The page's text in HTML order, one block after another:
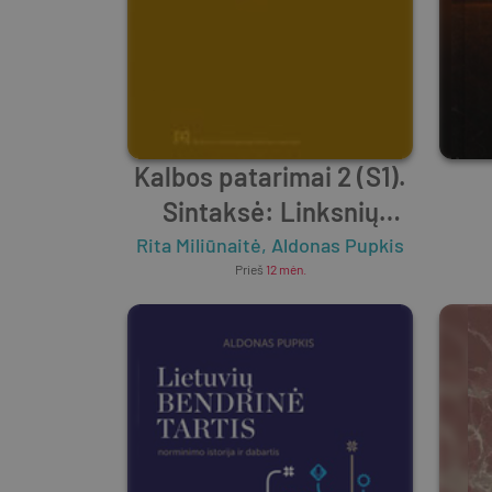
Kalbos patarimai 2 (S1).
Sintaksė: Linksnių
vartojimas
Rita Miliūnaitė, Aldonas Pupkis
Prieš 12 mėn.